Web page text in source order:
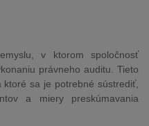
v ktorom spoločnosť
právneho auditu. Tieto
sa je potrebné sústrediť,
a miery preskúmavania